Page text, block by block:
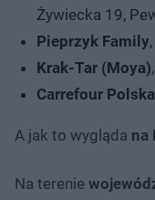
Żywiecka 19,
Pieprzyk Family
Krak-Tar (Moya)
Carrefour Polska
A jak to wygląda na
Na terenie